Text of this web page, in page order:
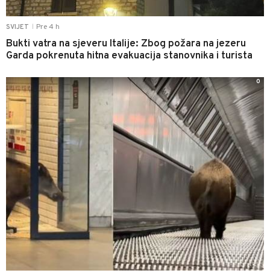
SVIJET Pre 4 h
Bukti vatra na sjeveru Italije: Zbog požara na jezeru
Garda pokrenuta hitna evakuacija stanovnika i turista
0